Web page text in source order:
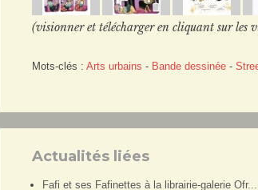
(visionner et télécharger en cliquant sur les
Mots-clés : Arts urbains - Bande dessinée -
Actualités liées
Fafi et ses Fafinettes à la librairie-galerie